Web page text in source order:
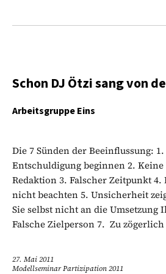
Schon DJ Ötzi sang von
Arbeitsgruppe Eins
Die 7 Sünden der Beeinflussung:
Entschuldigung beginnen 2.
Redaktion 3. Falscher Zeitpunkt
nicht beachten 5. Unsicherheit
Sie selbst nicht an die Umsetzung
Falsche Zielperson 7. Zu
27. Mai 2011
Modellseminar Partizipation 2011